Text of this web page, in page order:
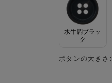
水牛調ブラッ
ク
ボタンの大きさ: